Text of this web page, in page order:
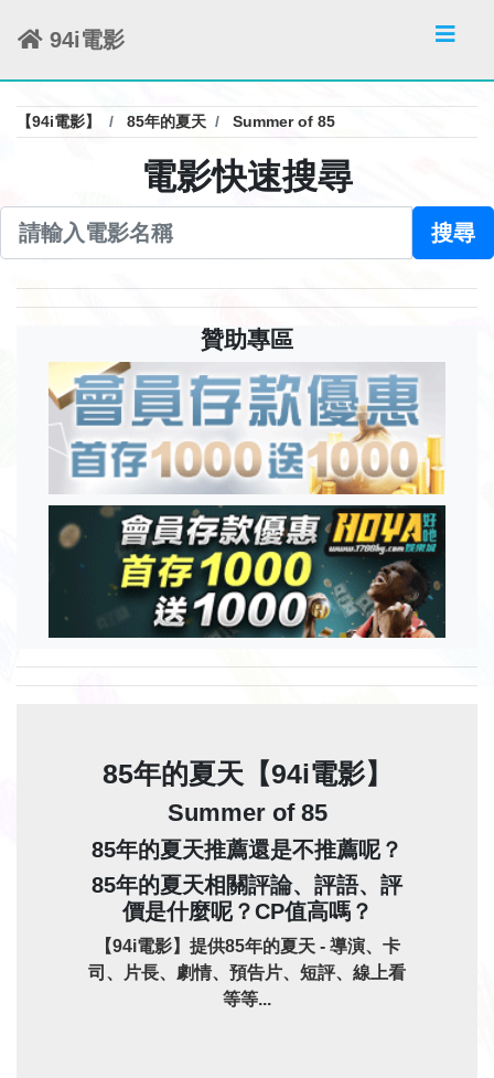
94i電影
【94i電影】 85年的夏天 Summer of 85
電影快速搜尋
搜尋
贊助專區
85年的夏天【94i電影】
Summer of 85
85年的夏天推薦還是不推薦呢？
85年的夏天相關評論、評語、評
價是什麼呢？CP值高嗎？
【94i電影】提供85年的夏天 - 導演、卡
司、片長、劇情、預告片、短評、線上看
等等...